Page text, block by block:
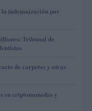
indemnización por
Tribunal de
de carpetas y otras
en criptomonedas y